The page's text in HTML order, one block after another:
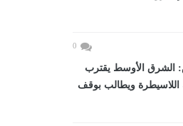
0
الشرق الأوسط يقترب
ويطالب بوقف